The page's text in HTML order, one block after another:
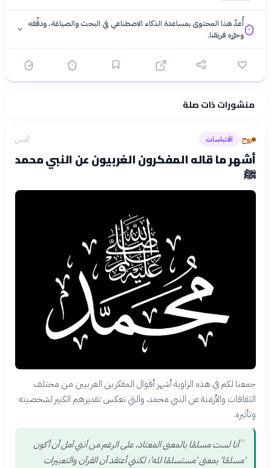
أُعدّ هذا المحتوى بمساعدة الذكاء الاصطناعي في البحث والصياغة، ودقّقه
وحرّره فريقنا.
فلسفتنا المعرفية· سياسة الذكاء الاصطناعيمنشورات ذات صلة
روح› اقتباسات أمس
أشهر ما قاله المفكرون الغربيون عن النبي محمد
ﷺ
جمعنا لكم في هذه الزاوية أشهر أقوال المفكرين الغربيين من مختلف
الثقافات والأزمنة عن النبي محمد، والتي تعكس تقديرهم الكبير لشخصيته
وتأثيره.
" أنا لست مسلمًا بالمعنى المعتاد، على الرغم من أنني آمل أن أكون
'مسلمًا' بمعنى 'مستسلمًا لله'؛ لكنني أعتقد أن القرآن والتعبيرات